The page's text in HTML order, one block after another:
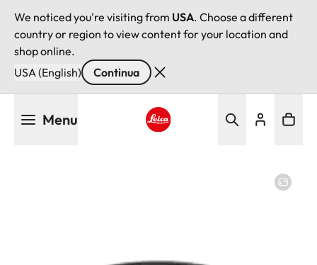
We noticed you're visiting from USA. Choose a different
country or region to view content for your location and
shop online.
USA (English)
Continua
Menu